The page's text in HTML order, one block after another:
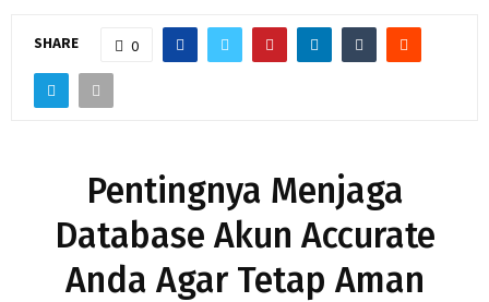
SHARE 0
Pentingnya Menjaga
Database Akun Accurate
Anda Agar Tetap Aman